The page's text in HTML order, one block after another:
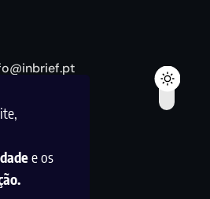
e os
Parcerias: